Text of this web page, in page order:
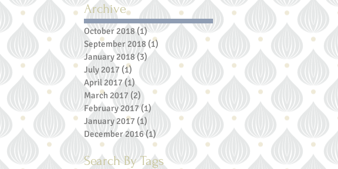
Archive
October 2018(1)1 post
September 2018 (1) 1 post
January 2018(3)3 posts
July 2017 (1) 1 post
April 2017(1)1 post
March 2017 (2) 2 posts
February 2017(1)1 post
January 2017 (1) 1 post
December 2016(1)1 post
Search By Tags